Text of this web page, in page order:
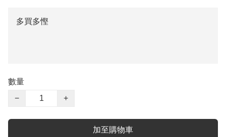
多買多慳
數量
−
+
加至購物車